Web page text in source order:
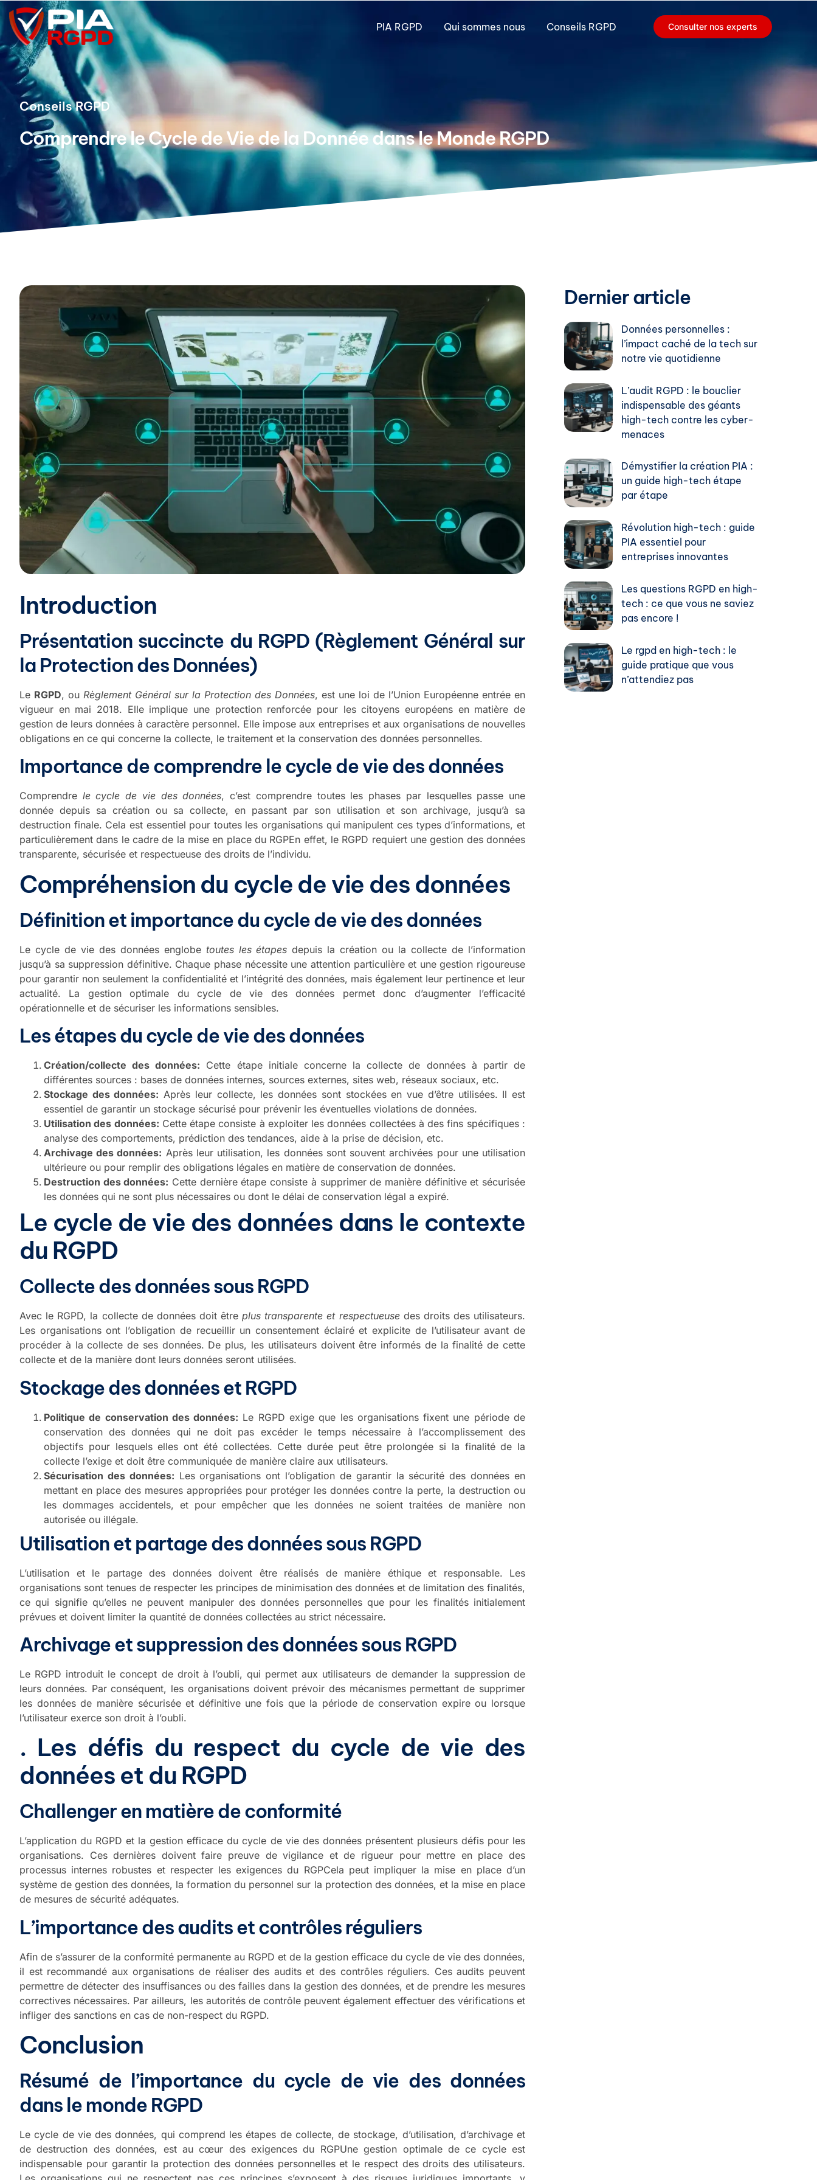
PIA RGPD Qui sommes nous Conseils RGPD Consulter nos experts
Conseils RGPD
Comprendre le Cycle de Vie de la Donnée dans le Monde RGPD
Introduction
Présentation succincte du RGPD (Règlement Général sur
la Protection des Données)
Le RGPD, ou Règlement Général sur la Protection des Données, est une loi de l’Union Européenne entrée en
vigueur en mai 2018. Elle implique une protection renforcée pour les citoyens européens en matière de
gestion de leurs données à caractère personnel. Elle impose aux entreprises et aux organisations de nouvelles
obligations en ce qui concerne la collecte, le traitement et la conservation des données personnelles.
Importance de comprendre le cycle de vie des données
Comprendre le cycle de vie des données, c’est comprendre toutes les phases par lesquelles passe une
donnée depuis sa création ou sa collecte, en passant par son utilisation et son archivage, jusqu’à sa
destruction finale. Cela est essentiel pour toutes les organisations qui manipulent ces types d’informations, et
particulièrement dans le cadre de la mise en place du RGPEn effet, le RGPD requiert une gestion des données
transparente, sécurisée et respectueuse des droits de l’individu.
Compréhension du cycle de vie des données
Définition et importance du cycle de vie des données
Le cycle de vie des données englobe toutes les étapesdepuis la création ou la collecte de l’information
jusqu’à sa suppression définitive. Chaque phase nécessite une attention particulière et une gestion rigoureuse
pour garantir non seulement la confidentialité et l’intégrité des données, mais également leur pertinence et leur
actualité. La gestion optimale du cycle de vie des données permet donc d’augmenter l’efficacité
opérationnelle et de sécuriser les informations sensibles.
Les étapes du cycle de vie des données
Création/collecte des données: Cette étape initiale concerne la collecte de données à partir de
différentes sources : bases de données internes, sources externes, sites web, réseaux sociaux, etc.
Stockage des données: Après leur collecte, les données sont stockées en vue d’être utilisées. Il est
essentiel de garantir un stockage sécurisé pour prévenir les éventuelles violations de données.
Utilisation des données: Cette étape consiste à exploiter les données collectées à des fins spécifiques :
analyse des comportements, prédiction des tendances, aide à la prise de décision, etc.
Archivage des données: Après leur utilisation, les données sont souvent archivées pour une utilisation
ultérieure ou pour remplir des obligations légales en matière de conservation de données.
Destruction des données: Cette dernière étape consiste à supprimer de manière définitive et sécurisée
les données qui ne sont plus nécessaires ou dont le délai de conservation légal a expiré.
Le cycle de vie des données dans le contexte
du RGPD
Collecte des données sous RGPD
Avec le RGPD, la collecte de données doit êtreplus transparente et respectueuse des droits des utilisateurs.
Les organisations ont l’obligation de recueillir un consentement éclairé et explicite de l’utilisateur avant de
procéder à la collecte de ses données. De plus, les utilisateurs doivent être informés de la finalité de cette
collecte et de la manière dont leurs données seront utilisées.
Stockage des données et RGPD
Politique de conservation des données: Le RGPD exige que les organisations fixent une période de
conservation des données qui ne doit pas excéder le temps nécessaire à l’accomplissement des
objectifs pour lesquels elles ont été collectées. Cette durée peut être prolongée si la finalité de la
collecte l’exige et doit être communiquée de manière claire aux utilisateurs.
Sécurisation des données: Les organisations ont l’obligation de garantir la sécurité des données en
mettant en place des mesures appropriées pour protéger les données contre la perte, la destruction ou
les dommages accidentels, et pour empêcher que les données ne soient traitées de manière non
autorisée ou illégale.
Utilisation et partage des données sous RGPD
L’utilisation et le partage des données doivent être réalisés de manière éthique et responsable. Les
organisations sont tenues de respecter les principes de minimisation des données et de limitation des finalités,
ce qui signifie qu’elles ne peuvent manipuler des données personnelles que pour les finalités initialement
prévues et doivent limiter la quantité de données collectées au strict nécessaire.
Archivage et suppression des données sous RGPD
Le RGPD introduit le concept de droit à l’oubli, qui permet aux utilisateurs de demander la suppression de
leurs données. Par conséquent, les organisations doivent prévoir des mécanismes permettant de supprimer
les données de manière sécurisée et définitive une fois que la période de conservation expire ou lorsque
l’utilisateur exerce son droit à l’oubli.
. Les défis du respect du cycle de vie des
données et du RGPD
Challenger en matière de conformité
L’application du RGPD et la gestion efficace du cycle de vie des données présentent plusieurs défis pour les
organisations. Ces dernières doivent faire preuve de vigilance et de rigueur pour mettre en place des
processus internes robustes et respecter les exigences du RGPCela peut impliquer la mise en place d’un
système de gestion des données, la formation du personnel sur la protection des données, et la mise en place
de mesures de sécurité adéquates.
L’importance des audits et contrôles réguliers
Afin de s’assurer de la conformité permanente au RGPD et de la gestion efficace du cycle de vie des données,
il est recommandé aux organisations de réaliser des audits et des contrôles réguliers. Ces audits peuvent
permettre de détecter des insuffisances ou des failles dans la gestion des données, et de prendre les mesures
correctives nécessaires. Par ailleurs, les autorités de contrôle peuvent également effectuer des vérifications et
infliger des sanctions en cas de non-respect du RGPD.
Conclusion
Résumé de l’importance du cycle de vie des données
dans le monde RGPD
Le cycle de vie des données, qui comprend les étapes de collecte, de stockage, d’utilisation, d’archivage et
de destruction des données, est au cœur des exigences du RGPUne gestion optimale de ce cycle est
indispensable pour garantir la protection des données personnelles et le respect des droits des utilisateurs.
Dernier article
Données personnelles :
l’impact caché de la tech sur
notre vie quotidienne
L’audit RGPD : le bouclier
indispensable des géants
high-tech contre les cyber-
menaces
Démystifier la création PIA :
un guide high-tech étape
par étape
Révolution high-tech : guide
PIA essentiel pour
entreprises innovantes
Les questions RGPD en high-
tech : ce que vous ne saviez
pas encore !
Le rgpd en high-tech : le
guide pratique que vous
n’attendiez pas